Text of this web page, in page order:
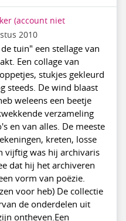
(account niet
2010
tuin" een stellage van
Een collage van
stukjes gekleurd
steeds. De wind blaast
weleens een beetje
verzameling
en van alles. De meeste
kreten, losse
vijftig was hij archivaris
dat hij het archiveren
vorm van poëzie.
voor heb) De collectie
de onderdelen uit
ontheven.Een